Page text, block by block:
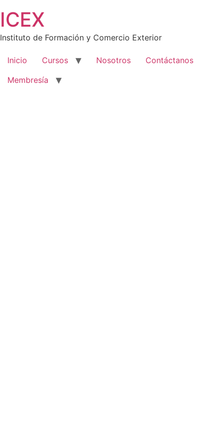
contenido
ICEX
Instituto de Formación y Comercio Exterior
Inicio Cursos Nosotros
Contáctanos
Membresía